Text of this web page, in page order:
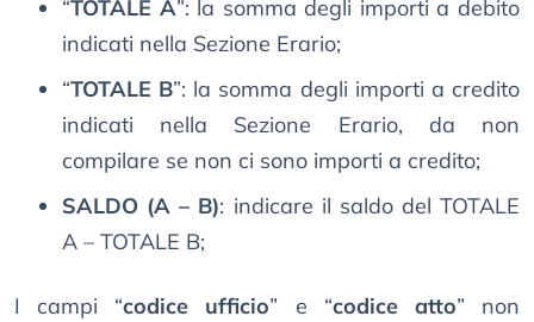
“TOTALE A”: la somma degli importi a debito
indicati nella Sezione Erario;
“TOTALE B”: la somma degli importi a credito
indicati nella Sezione Erario, da non
compilare se non ci sono importi a credito;
SALDO (A – B): indicare il saldo del TOTALE
A – TOTALE B;
I campi “codice ufficio” e “codice atto” non